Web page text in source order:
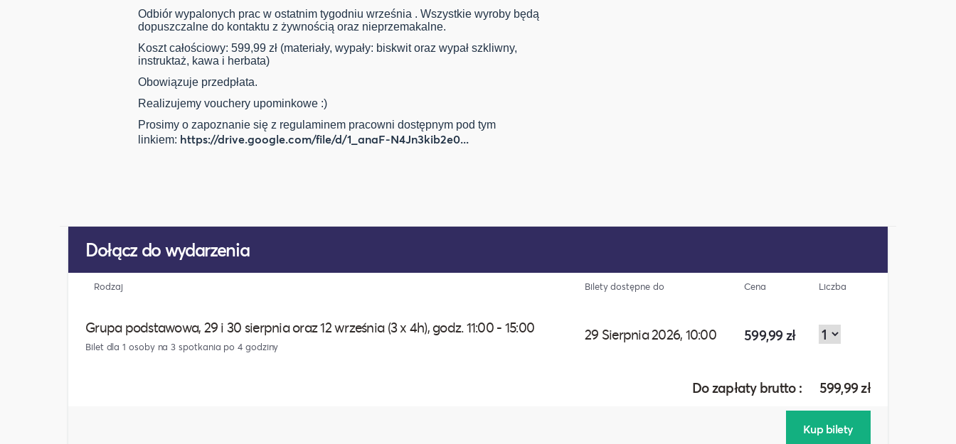
Odbiór wypalonych prac w ostatnim tygodniu września . Wszystkie wyroby będą
dopuszczalne do kontaktu z żywnością oraz nieprzemakalne.
Koszt całościowy: 599,99 zł (materiały, wypały: biskwit oraz wypał szkliwny,
instruktaż, kawa i herbata)
Obowiązuje przedpłata.
Realizujemy vouchery upominkowe :)
Prosimy o zapoznanie się z regulaminem pracowni dostępnym pod tym
linkiem: https://drive.google.com/file/d/1_anaF-N4Jn3kib2e0...
Dołącz do wydarzenia
Rodzaj Bilety dostępne do Cena Liczba
Grupa podstawowa, 29 i 30 sierpnia oraz 12 września (3 x 4h), godz. 11:00 - 15:00
Bilet dla 1 osoby na 3 spotkania po 4 godziny
29 Sierpnia 2026, 10:00 599,99 zł
Do zapłaty brutto : 599,99zł